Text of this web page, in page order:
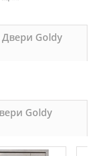
Двери Goldy
Goldy